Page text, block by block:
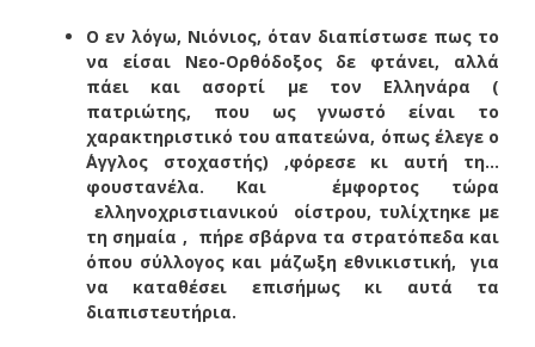
O εν λόγω, Νιόνιος, όταν διαπίστωσε πως το
να είσαι Νεο-Ορθόδοξος δε φτάνει, αλλά
πάει και ασορτί με τον Ελληνάρα (
πατριώτης, που ως γνωστό είναι το
χαρακτηριστικό του απατεώνα, όπως έλεγε ο
΄Αγγλος στοχαστής) ,φόρεσε κι αυτή τη…
φουστανέλα. Και έμφορτος τώρα
ελληνοχριστιανικού οίστρου, τυλίχτηκε με
τη σημαία , πήρε σβάρνα τα στρατόπεδα και
όπου σύλλογος και μάζωξη εθνικιστική, για
να καταθέσει επισήμως κι αυτά τα
διαπιστευτήρια.